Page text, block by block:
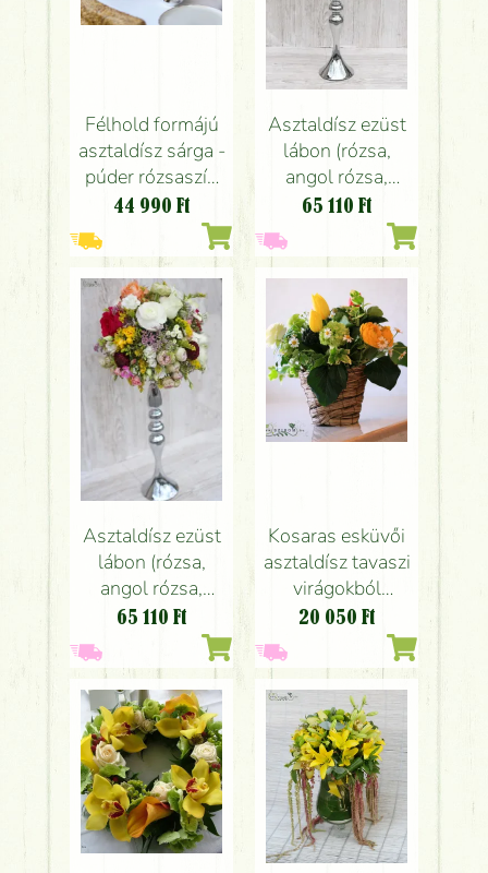
Félhold formájú
asztaldísz sárga -
púder rózsaszín
színben (rózsa,
hortenzia, kála,
lepke boglárka,
kamilla)
44 990 Ft
Asztaldísz ezüst
lábon (rózsa,
angol rózsa,
boglárka, frézia,
mezei virágok,
barack, pink,
bordó, fehér,
sárga)
65 110 Ft
Asztaldísz ezüst
lábon (rózsa,
angol rózsa,
boglárka, frézia,
mezei virágok,
barack, pink,
bordó, fehér,
sárga)
65 110 Ft
Kosaras esküvői
asztaldísz tavaszi
virágokból
(tulipán, boglárka,
kamilla, sárga)
20 050 Ft